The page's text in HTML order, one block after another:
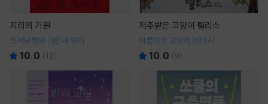
지리의 기원
동서남북의 기원과 의미
10.0 (12)
저주받은 고양이 펠리스
아름다운 고양이 판타지
10.0 (9)